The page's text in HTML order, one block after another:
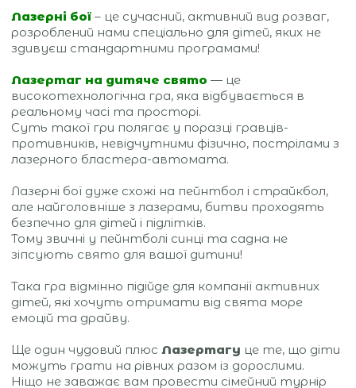
Лазерні бої – це сучасний, активний вид розваг,
розроблений нами спеціально для дітей, яких не
здивуєш стандартними програмами!
Лазертаг на дитяче свято — це
високотехнологічна гра, яка відбувається в
реальному часі та просторі.
Суть такої гри полягає у поразці гравців-
противників, невідчутними фізично, пострілами з
лазерного бластера-автомата.
Лазерні бої дуже схожі на пейнтбол і страйкбол,
але найголовніше з лазерами, битви проходять
безпечно для дітей і підлітків.
Тому звичні у пейнтболі синці та садна не
зіпсують свято для вашої дитини!
Така гра відмінно підійде для компанії активних
дітей, які хочуть отримати від свята море
емоцій та драйву.
Ще один чудовий плюс Лазертагу це те, що діти
можуть грати на рівних разом із дорослими.
Ніщо не заважає вам провести сімейний турнір